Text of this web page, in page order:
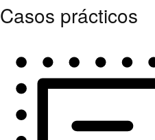
Casos prácticos